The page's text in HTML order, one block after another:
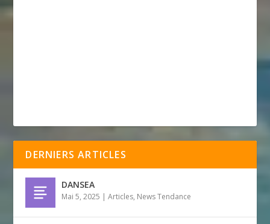
DERNIERS ARTICLES
DANSEA
Mai 5, 2025 |Articles, News Tendance